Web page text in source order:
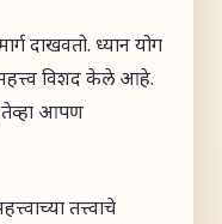
दाखवतो. ध्यान योग
महत्त्व विशद केले आहे.
तेव्हा आपण
तत्त्वाचे